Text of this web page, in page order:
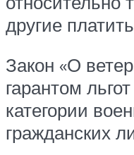
другие
Закон «О
гарантом
категории
гражданских